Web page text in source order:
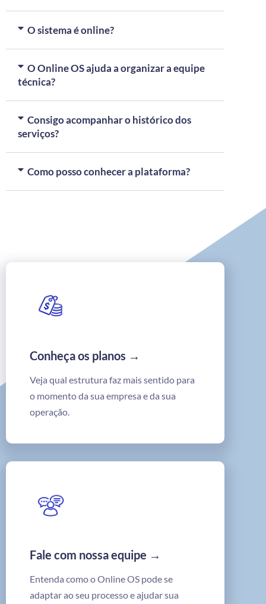
O sistema é online?
O Online OS ajuda a organizar a equipe
técnica?
Consigo acompanhar o histórico dos
serviços?
Como posso conhecer a plataforma?
Conheça os planos →
Veja qual estrutura faz mais sentido para
o momento da sua empresa e da sua
operação.
Fale com nossa equipe →
Entenda como o Online OS pode se
adaptar ao seu processo e ajudar sua